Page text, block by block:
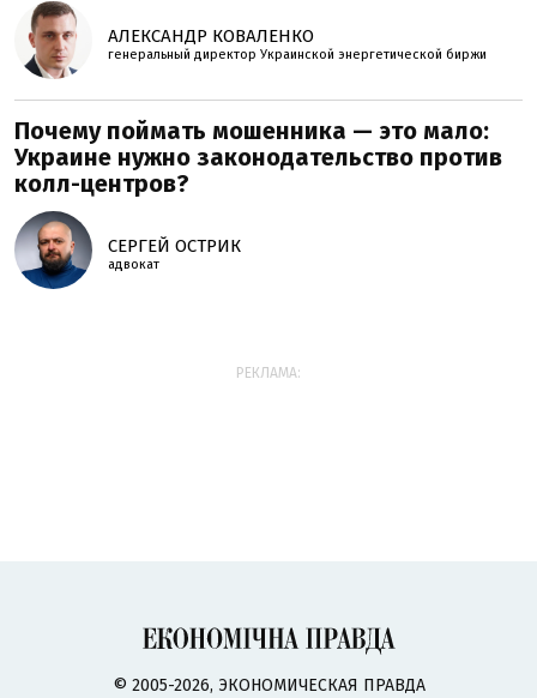
АЛЕКСАНДР КОВАЛЕНКО
генеральный директор Украинской энергетической биржи
Почему поймать мошенника — это мало:
Украине нужно законодательство против
колл-центров?
СЕРГЕЙ ОСТРИК
адвокат
РЕКЛАМА:
© 2005-2026, ЭКОНОМИЧЕСКАЯ ПРАВДА